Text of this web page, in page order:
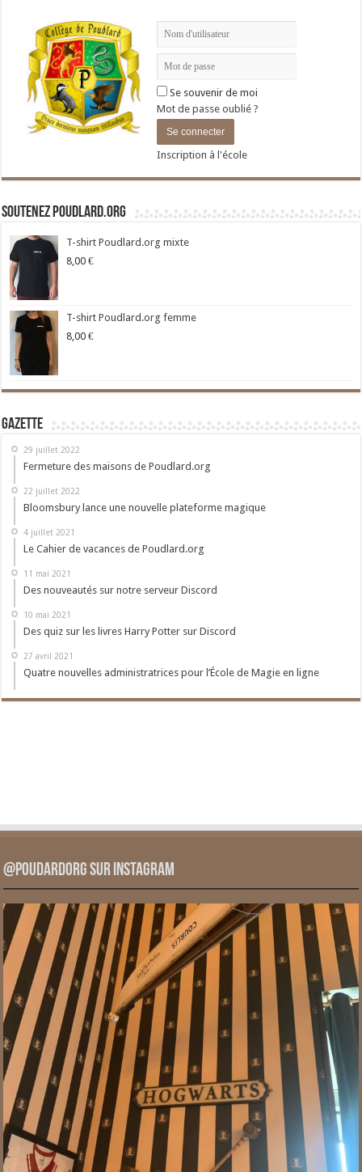
Se souvenir de moi
Mot de passe oublié ?
Inscription à l'école
Soutenez Poudlard.org
T-shirt Poudlard.org mixte
8,00 €
T-shirt Poudlard.org femme
8,00 €
Gazette
29 juillet 2022
Fermeture des maisons de Poudlard.org
22 juillet 2022
Bloomsbury lance une nouvelle plateforme magique
4 juillet 2021
Le Cahier de vacances de Poudlard.org
11 mai 2021
Des nouveautés sur notre serveur Discord
10 mai 2021
Des quiz sur les livres Harry Potter sur Discord
27 avril 2021
Quatre nouvelles administratrices pour l’École de Magie en ligne
@PoudardOrg sur Instagram